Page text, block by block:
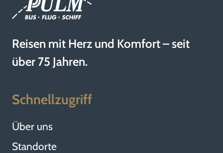
Reisen mit Herz und Komfort – seit
über 75 Jahren.
Schnellzugriff
Über uns
Standorte